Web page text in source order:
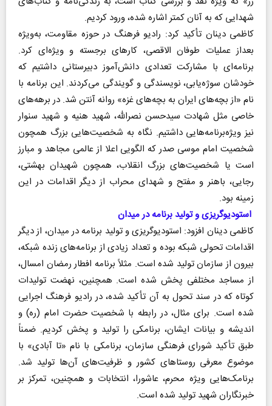
شهدایی که به آنان کمتر اشاره شده، ورود کردیم.
کاظمی دینان تأکید کرد: رادیو فرهنگ در حوزه مقاومت، به‌ویژه
بعداز عملیات طوفان الاقصی، کار‌های برجسته و ویژه‌ای کرد.
برنامه‌ای با مشارکت تعدادی دانش‌آموز دبیرستانی داشتیم که
خودشان سوژه‌یابی، نویسندگی و گویندگی می‌کردند. این برنامه با
نام «از بچه‌های ایران به بچه‌های غزه» روانه آنتن شد. در برهه‌های
خاصی مثل شهادت سیدحسن نصرالله، شهید هنیه و شهید سنوار
نیز ویژه‌برنامه‌هایی داشتیم. نگاه به شخصیت‌هایی بزرگ همچون
شخصیت امام موسی صدر که الگویی اعلا از عالمی مجاهد و مبارز
است یا شخصیت‌های بزرگ انقلاب، همچون شهیدان بهشتی،
رجایی، باهنر و مفتح و شهدای محراب از دیگر اقدامات در این
زمینه بود.
استودیوگریزی و تولید برنامه در میدان
کاظمی دینان افزود: استودیوگریزی و تولید برنامه در میدان، از دیگر
اقدامات تحولی شبکه بوده و تعداد زیادی از برنامه‌های زنده شبکه،
بیرون از سازمان تولید شده است. مثلاً برنامه افطار رمضان امسال،
از مساجد مختلفی پخش شده است. همچنین، نهضت تولیدات
کوتاه که در سند تحول به آن تأکید شده، در رادیو فرهنگ اجرایی
شده است. برای مثال، در رابطه با شخصیت حضرت امام (ره) و
اندیشه و بیانات ایشان، برنامکی را تولید و پخش کردیم. ضمناً
طبق تأکید شورای فرهنگی سازمان، برنامکی با نام «تا آبادی» با
موضوع معرفی روستا‌های کشور و ظرفیت‌های آن‌ها تولید شد.
برنامک‌هایی ویژه محرم، عاشورا، انتخابات و همچنین، تمرکز بر
خبرنگاران شهید تولید شده است.